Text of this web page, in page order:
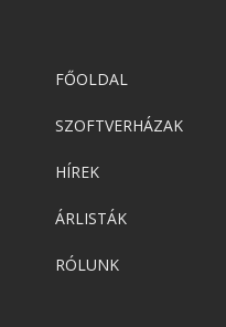
FŐOLDAL
SZOFTVERHÁZAK
HÍREK
ÁRLISTÁK
RÓLUNK